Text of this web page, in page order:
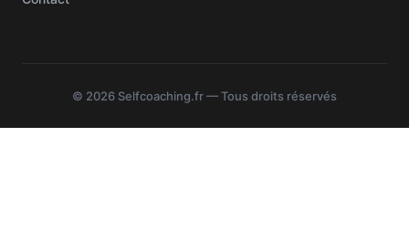
© 2026 Selfcoaching.fr — Tous droits réservés